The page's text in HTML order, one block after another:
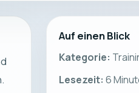
Auf einen Blick
Kategorie:
Lesezeit: 6